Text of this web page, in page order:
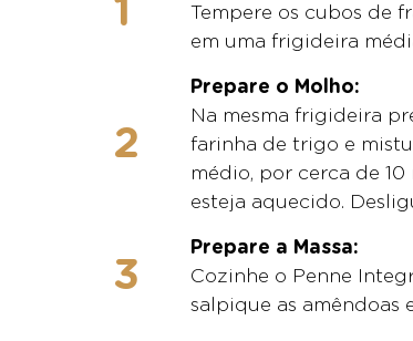
Tempere os cubos de
em uma frigideira
Prepare o Molho:
Na mesma frigideira
farinha de trigo e
médio, por cerca de
esteja aquecido.
Prepare a Massa:
Cozinhe o Penne
salpique as amêndoas